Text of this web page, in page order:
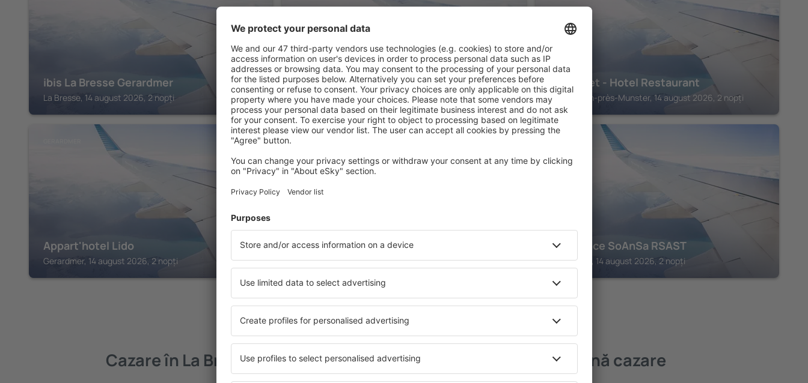
ibis La Bresse Gerardmer
La Bresse, 14 august 2026, 2 nopți
Hôtel La Marmotte
Gerardmer, 14 august 2026, 2 nopți
Le Chalet - Hotel Restaurant
Luttenbach-près-Munster, 14 august 2026, 2 nopți
Appart'hotel Lido
Gerardmer, 14 august 2026, 2 nopți
Chalets de la Wormsa
Metzeral, 14 august 2026, 2 nopți
Résidence SoAnSa RSAST
Soultzeren, 14 august 2026, 2 nopți
Vedeţi mai multe oferte în La Bresse
Cazare în La Bresse La Bresse – cea mai bună cazare